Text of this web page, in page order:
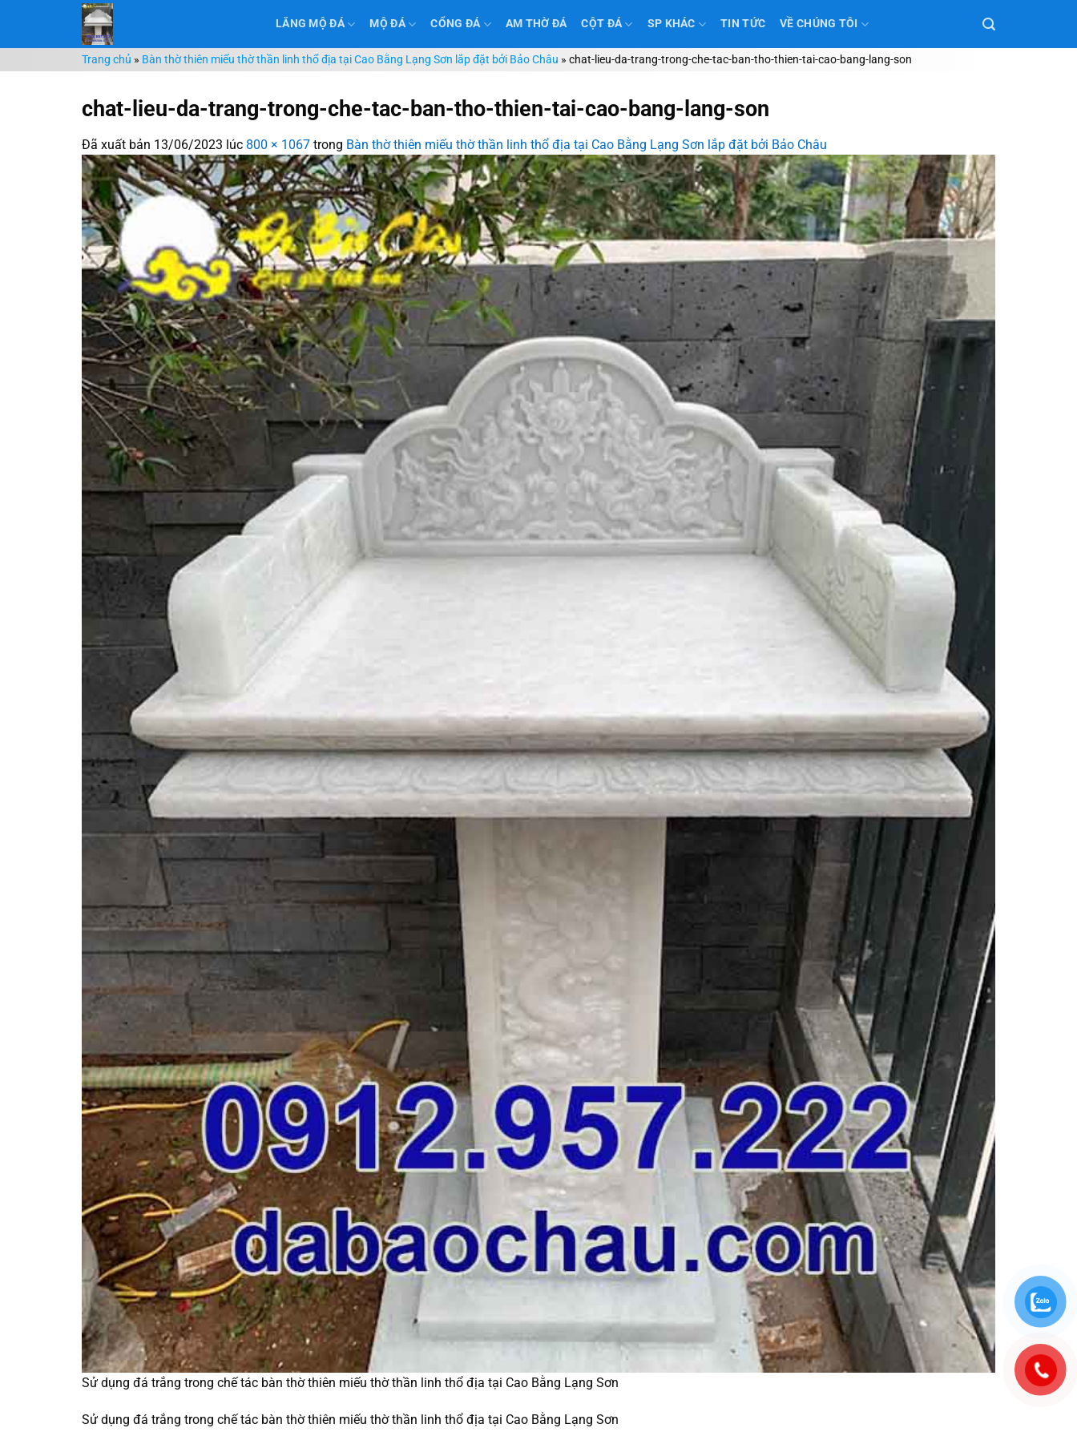
nội
dung
LĂNG MỘ ĐÁ MỘ ĐÁ CỔNG ĐÁ AM THỜ ĐÁ CỘT ĐÁ SP KHÁC TIN TỨC VỀ CHÚNG TÔI
Trang chủ » Bàn thờ thiên miếu thờ thần linh thổ địa tại Cao Bằng Lạng Sơn lắp đặt bởi Bảo Châu » chat-lieu-da-trang-trong-che-tac-ban-tho-thien-tai-cao-bang-lang-son
chat-lieu-da-trang-trong-che-tac-ban-tho-thien-tai-cao-bang-lang-son
Đã xuất bản 13/06/2023 lúc 800 × 1067 trong Bàn thờ thiên miếu thờ thần linh thổ địa tại Cao Bằng Lạng Sơn lắp đặt bởi Bảo Châu
Sử dụng đá trắng trong chế tác bàn thờ thiên miếu thờ thần linh thổ địa tại Cao Bằng Lạng Sơn
Sử dụng đá trắng trong chế tác bàn thờ thiên miếu thờ thần linh thổ địa tại Cao Bằng Lạng Sơn